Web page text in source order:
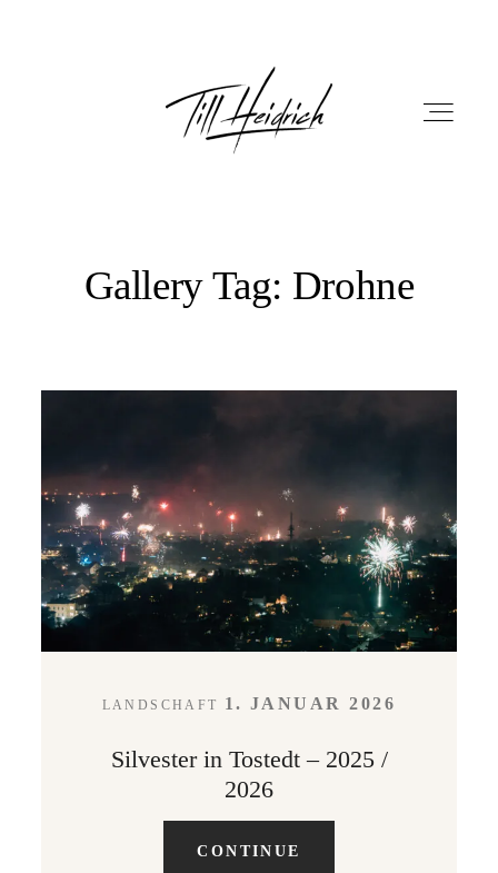
HOME
FOTOBOX
LEISTUNGEN
KONTAKT
ABOUT
Gallery Tag: Drohne
LANDSCHAFT 1. JANUAR 2026
Silvester in Tostedt – 2025 /
2026
CONTINUE